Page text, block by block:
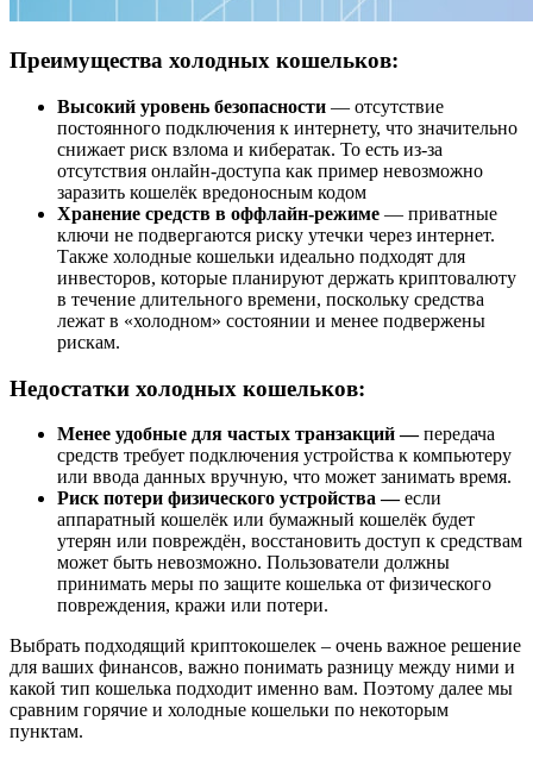
Преимущества холодных кошельков:
Высокий уровень безопасности — отсутствие
постоянного подключения к интернету, что значительно
снижает риск взлома и кибератак. То есть из-за
отсутствия онлайн-доступа как пример невозможно
заразить кошелёк вредоносным кодом
Хранение средств в оффлайн-режиме — приватные
ключи не подвергаются риску утечки через интернет.
Также холодные кошельки идеально подходят для
инвесторов, которые планируют держать криптовалюту
в течение длительного времени, поскольку средства
лежат в «холодном» состоянии и менее подвержены
рискам.
Недостатки холодных кошельков:
Менее удобные для частых транзакций —передача
средств требует подключения устройства к компьютеру
или ввода данных вручную, что может занимать время.
Риск потери физического устройства —если
аппаратный кошелёк или бумажный кошелёк будет
утерян или повреждён, восстановить доступ к средствам
может быть невозможно. Пользователи должны
принимать меры по защите кошелька от физического
повреждения, кражи или потери.
Выбрать подходящий криптокошелек – очень важное решение
для ваших финансов, важно понимать разницу между ними и
какой тип кошелька подходит именно вам. Поэтому далее мы
сравним горячие и холодные кошельки по некоторым
пунктам.